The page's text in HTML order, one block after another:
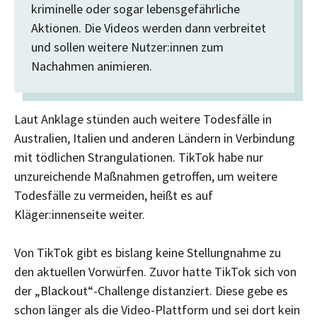
kriminelle oder sogar lebensgefährliche
Aktionen. Die Videos werden dann verbreitet
und sollen weitere Nutzer:innen zum
Nachahmen animieren.
Laut Anklage stünden auch weitere Todesfälle in
Australien, Italien und anderen Ländern in Verbindung
mit tödlichen Strangulationen. TikTok habe nur
unzureichende Maßnahmen getroffen, um weitere
Todesfälle zu vermeiden, heißt es auf
Kläger:innenseite weiter.
Von TikTok gibt es bislang keine Stellungnahme zu
den aktuellen Vorwürfen. Zuvor hatte TikTok sich von
der „Blackout“-Challenge distanziert. Diese gebe es
schon länger als die Video-Plattform und sei dort kein